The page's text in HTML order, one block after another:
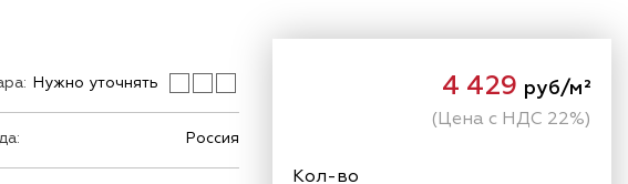
Нужно уточнять
Россия
4 429 руб/м²
(Цена с НДС 22%)
Кол-во